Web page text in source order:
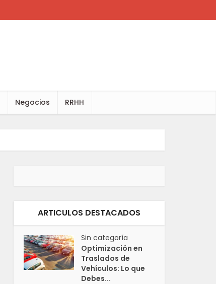
Negocios RRHH
ARTICULOS DESTACADOS
Sin categoría
Optimización en
Traslados de
Vehículos: Lo que
Debes...